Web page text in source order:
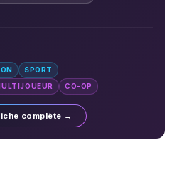
SPORT
CO-OP
complète →